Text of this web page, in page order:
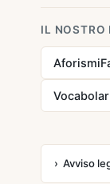
IL NOSTRO
Avviso